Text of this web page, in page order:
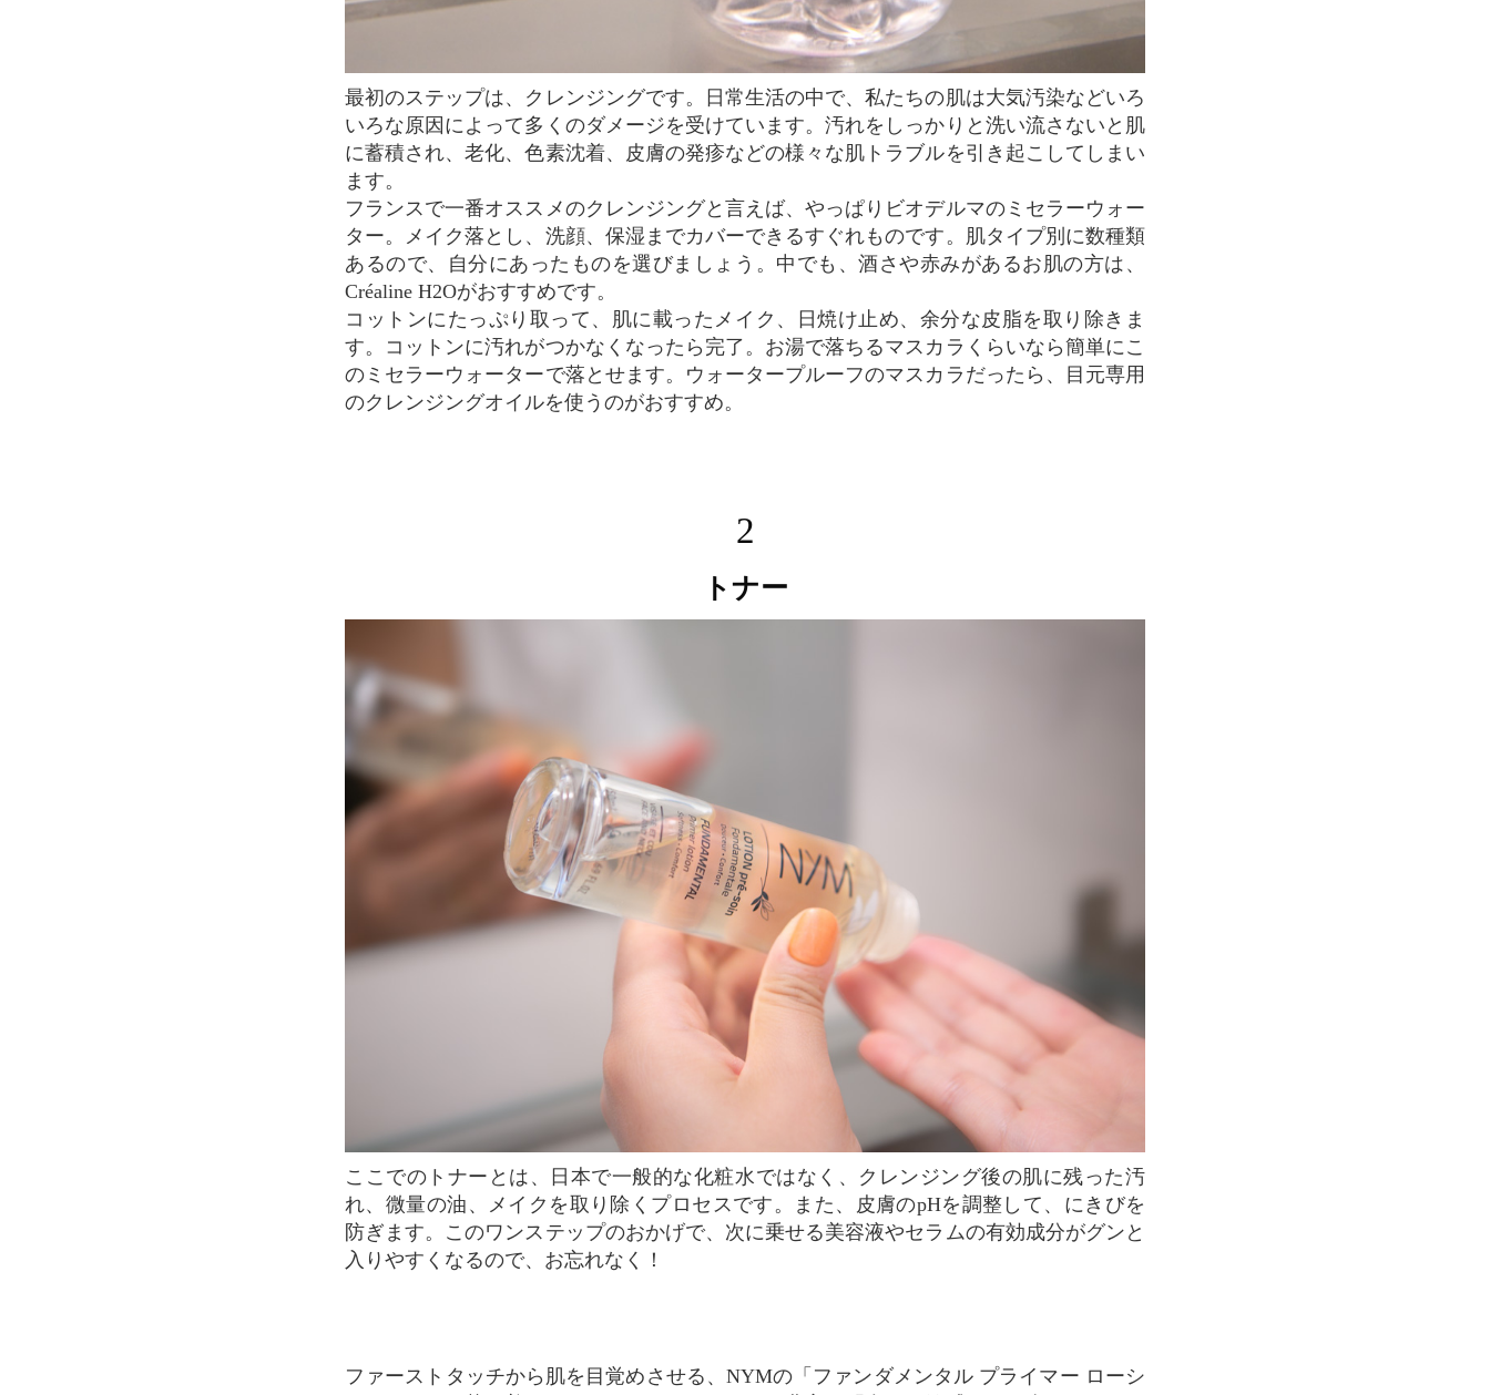
最初のステップは、クレンジングです。日常生活の中で、私たちの肌は大気汚染などいろ
いろな原因によって多くのダメージを受けています。汚れをしっかりと洗い流さないと肌
に蓄積され、老化、色素沈着、皮膚の発疹などの様々な肌トラブルを引き起こしてしまい
ます。
フランスで一番オススメのクレンジングと言えば、やっぱりビオデルマのミセラーウォー
ター。メイク落とし、洗顔、保湿までカバーできるすぐれものです。肌タイプ別に数種類
あるので、自分にあったものを選びましょう。中でも、酒さや赤みがあるお肌の方は、
Créaline H2Oがおすすめです。
コットンにたっぷり取って、肌に載ったメイク、日焼け止め、余分な皮脂を取り除きま
す。コットンに汚れがつかなくなったら完了。お湯で落ちるマスカラくらいなら簡単にこ
のミセラーウォーターで落とせます。ウォータープルーフのマスカラだったら、目元専用
のクレンジングオイルを使うのがおすすめ。
2
トナー
ここでのトナーとは、日本で一般的な化粧水ではなく、クレンジング後の肌に残った汚
れ、微量の油、メイクを取り除くプロセスです。また、皮膚のpHを調整して、にきびを
防ぎます。このワンステップのおかげで、次に乗せる美容液やセラムの有効成分がグンと
入りやすくなるので、お忘れなく！
ファーストタッチから肌を目覚めさせる、NYMの「ファンダメンタル プライマー ローシ